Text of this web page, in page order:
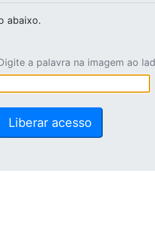
abaixo.
a palavra na imagem ao